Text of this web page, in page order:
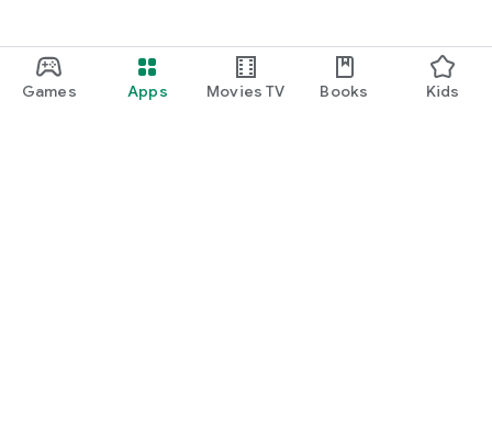
Games Apps Movies TV Books Kids